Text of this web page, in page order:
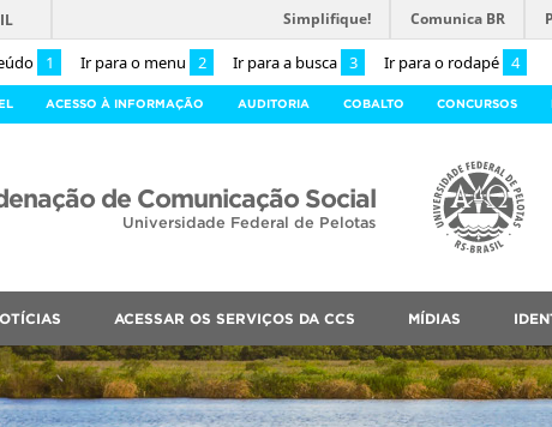
1 Ir para o menu 2 Ir para a busca 3 Ir para o rodapé 4
Simplifique! Comunica BR
ACESSO À INFORMAÇÃO AUDITORIA COBALTO CONCURSOS
de Comunicação Social
Universidade Federal de Pelotas
ACESSAR OS SERVIÇOS DA CCS MÍDIAS